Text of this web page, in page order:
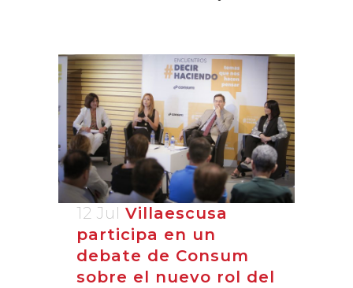
12 Jul
Villaescusa
participa en un
debate de Consum
sobre el nuevo rol del